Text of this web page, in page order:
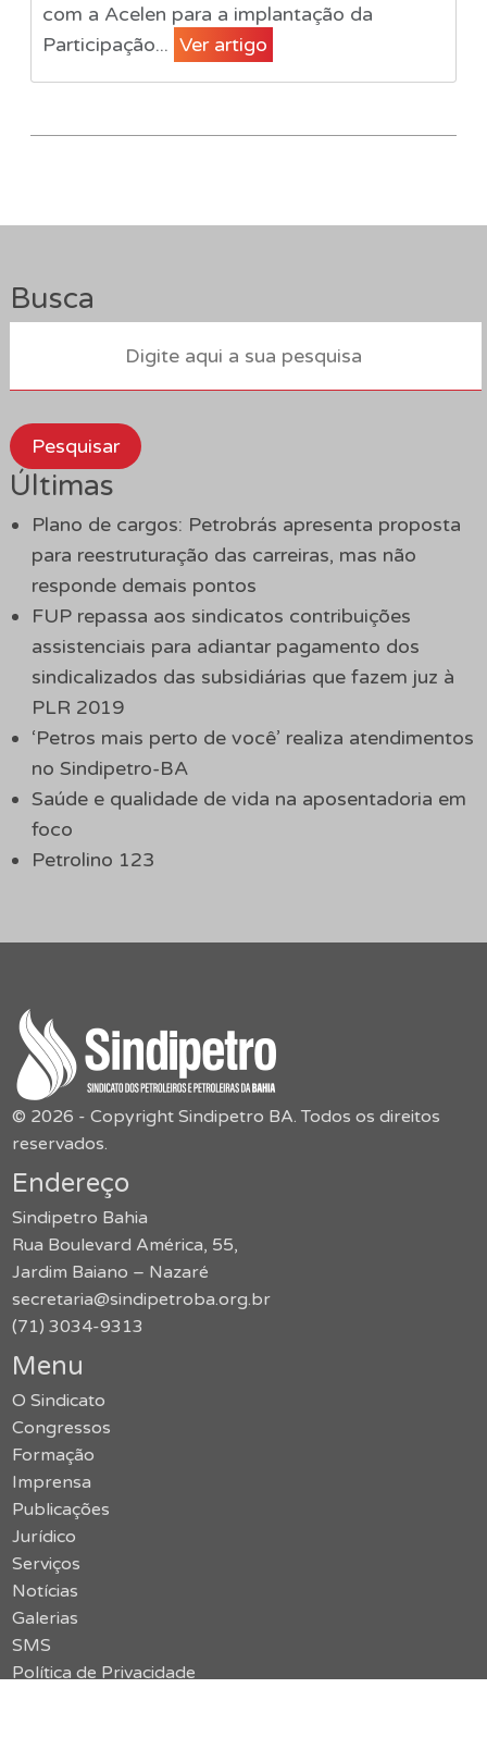
com a Acelen para a implantação da
Participação... Ver artigo
Busca
Pesquisar
Últimas
Plano de cargos: Petrobrás apresenta proposta
para reestruturação das carreiras, mas não
responde demais pontos
FUP repassa aos sindicatos contribuições
assistenciais para adiantar pagamento dos
sindicalizados das subsidiárias que fazem juz à
PLR 2019
‘Petros mais perto de você’ realiza atendimentos
no Sindipetro-BA
Saúde e qualidade de vida na aposentadoria em
foco
Petrolino 123
© 2026 - Copyright Sindipetro BA. Todos os direitos
reservados.
Endereço
Sindipetro Bahia
Rua Boulevard América, 55,
Jardim Baiano – Nazaré
secretaria@sindipetroba.org.br
(71) 3034-9313
Menu
O Sindicato
Congressos
Formação
Imprensa
Publicações
Jurídico
Serviços
Notícias
Galerias
SMS
Política de Privacidade